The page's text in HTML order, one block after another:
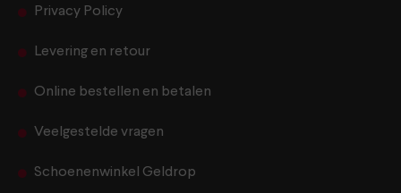
Privacy Policy
Levering en retour
Online bestellen en betalen
Veelgestelde vragen
Schoenenwinkel Geldrop